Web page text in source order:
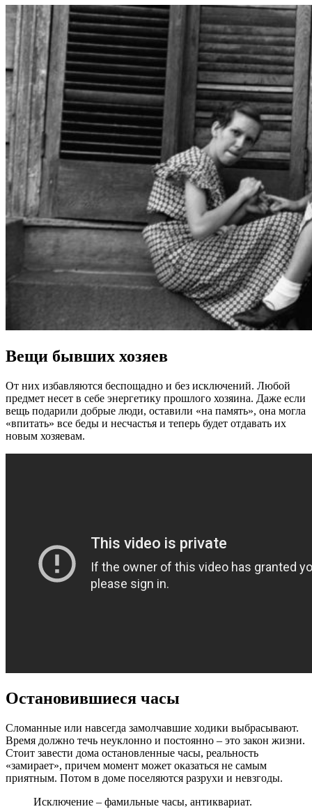
Вещи бывших хозяев
От них избавляются беспощадно и без исключений. Любой
предмет несет в себе энергетику прошлого хозяина. Даже если
вещь подарили добрые люди, оставили «на память», она могла
«впитать» все беды и несчастья и теперь будет отдавать их
новым хозяевам.
Остановившиеся часы
Сломанные или навсегда замолчавшие ходики выбрасывают.
Время должно течь неуклонно и постоянно – это закон жизни.
Стоит завести дома остановленные часы, реальность
«замирает», причем момент может оказаться не самым
приятным. Потом в доме поселяются разрухи и невзгоды.
Исключение – фамильные часы, антиквариат.